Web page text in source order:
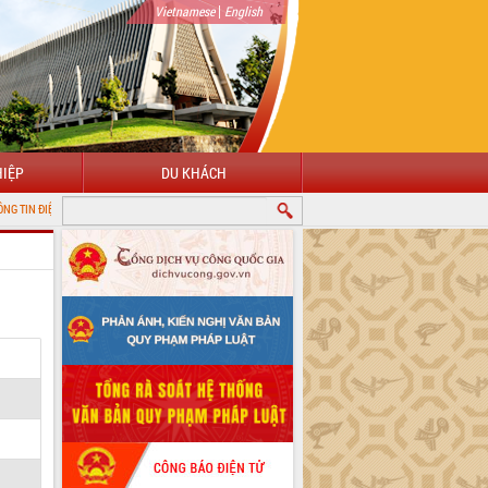
Vietnamese| English
DU KHÁCH
TỈNH ĐẮK LẮK